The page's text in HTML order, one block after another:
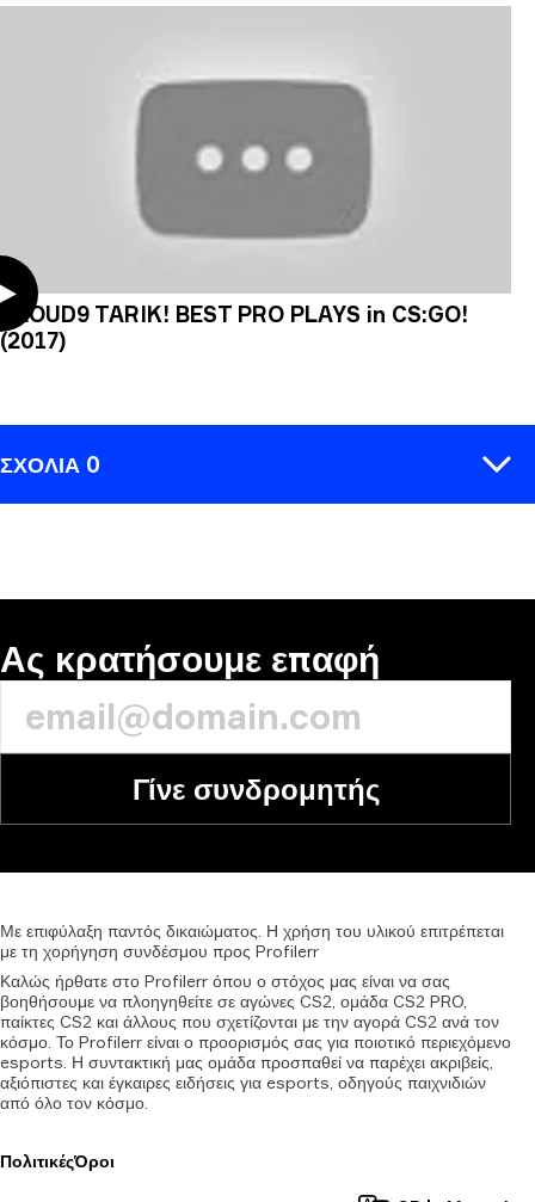
CLOUD9 TARIK! BEST PRO PLAYS in CS:GO!
(2017)
ΣΧΌΛΙΑ 0
Ας κρατήσουμε επαφή
Γίνε συνδρομητής
Με επιφύλαξη παντός δικαιώματος. Η χρήση του υλικού επιτρέπεται
με τη χορήγηση συνδέσμου προς Profilerr
Καλώς ήρθατε στο Profilerr όπου ο στόχος μας είναι να σας
βοηθήσουμε να πλοηγηθείτε σε αγώνες CS2, ομάδα CS2 PRO,
παίκτες CS2 και άλλους που σχετίζονται με την αγορά CS2 ανά τον
κόσμο. Το Profilerr είναι ο προορισμός σας για ποιοτικό περιεχόμενο
esports. Η συντακτική μας ομάδα προσπαθεί να παρέχει ακριβείς,
αξιόπιστες και έγκαιρες ειδήσεις για esports, οδηγούς παιχνιδιών
από όλο τον κόσμο.
ΠολιτικέςΌροι